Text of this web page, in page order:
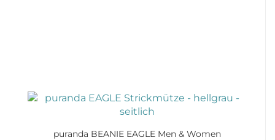
puranda BEANIE EAGLE Men & Women